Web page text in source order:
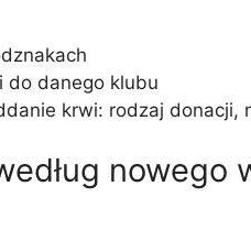
do danego klubu
krwi: rodzaj donacji,